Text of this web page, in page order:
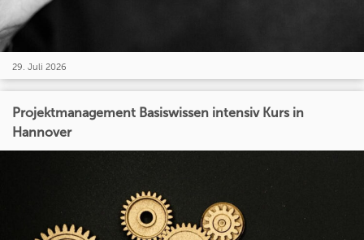
29. Juli 2026
Projektmanagement Basiswissen intensiv Kurs in
Hannover